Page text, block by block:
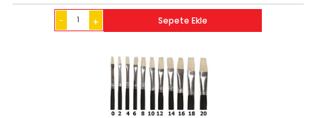
- + Sepete Ekle